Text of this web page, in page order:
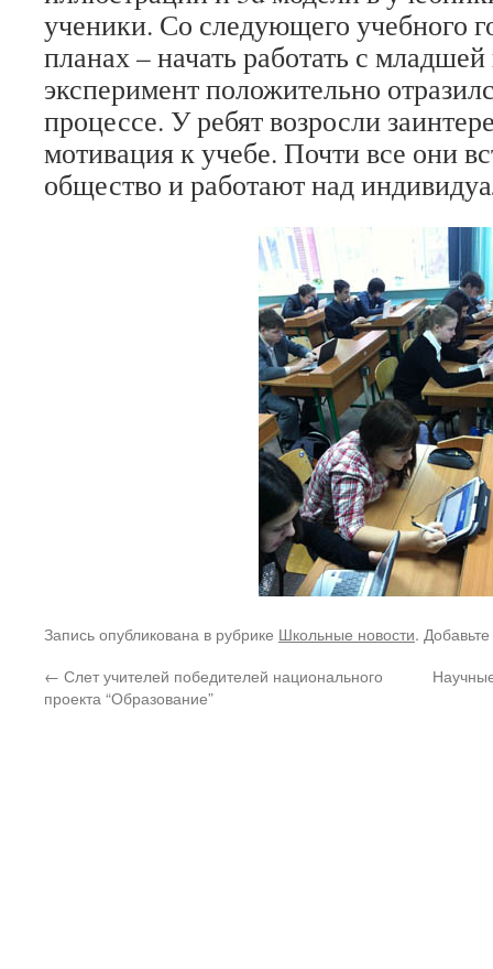
ученики. Со следующего учебного
планах – начать работать с
эксперимент положительно
процессе. У ребят возросли
мотивация к учебе. Почти все они
общество и работают над
Запись опубликована в рубрике Школьные новости.
← Слет учителей победителей национального
проекта “Образование”